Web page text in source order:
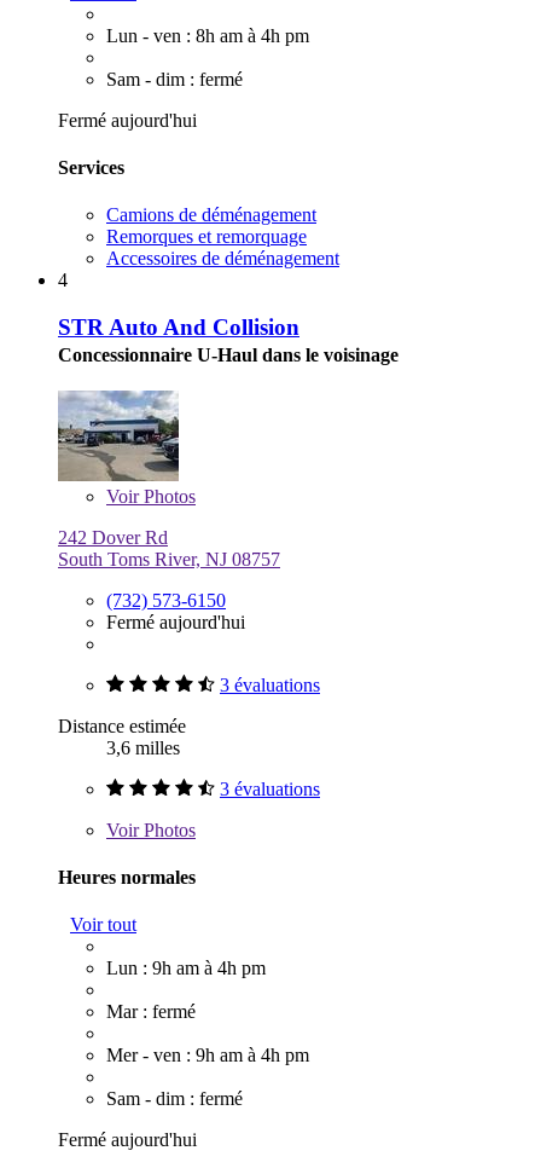
Lun - ven : 8h am à 4h pm
Sam - dim : fermé
Fermé aujourd'hui
Services
Camions de déménagement
Remorques et remorquage
Accessoires de déménagement
4
STR Auto And Collision
Concessionnaire U-Haul dans le voisinage
VoirPhotos
242 Dover Rd
South Toms River, NJ 08757
(732) 573-6150
Fermé aujourd'hui
3 évaluations
Distance estimée
3,6 milles
3 évaluations
VoirPhotos
Heures normales
Voir tout
Lun : 9h am à 4h pm
Mar : fermé
Mer - ven : 9h am à 4h pm
Sam - dim : fermé
Fermé aujourd'hui